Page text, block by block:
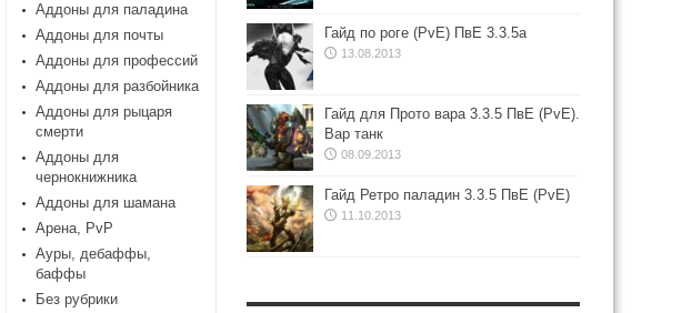
Аддоны для паладина
Аддоны для почты
Аддоны для профессий
Аддоны для разбойника
Аддоны для рыцаря
смерти
Аддоны для
чернокнижника
Аддоны для шамана
Арена, PvP
Ауры, дебаффы,
баффы
Без рубрики
Гайд по роге (PvE) ПвЕ 3.3.5а
13.08.2013
Гайд для Прото вара 3.3.5 ПвЕ (PvE).
Вар танк
08.09.2013
Гайд Ретро паладин 3.3.5 ПвЕ (PvE)
11.10.2013